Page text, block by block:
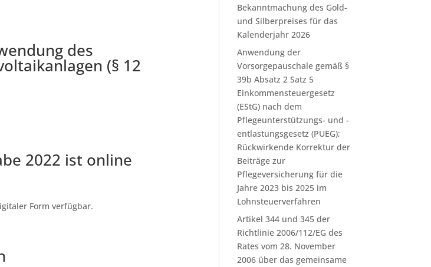
des
(§ 12
2022 ist online
Form verfügbar.
Bekanntmachung des Gold-
und Silberpreises für das
Kalenderjahr 2026
Anwendung der
Vorsorgepauschale gemäß §
39b Absatz 2 Satz 5
Einkommensteuergesetz
(EStG) nach dem
Pflegeunterstützungs- und -
entlastungsgesetz (PUEG);
Rückwirkende Korrektur der
Beiträge zur
Pflegeversicherung für die
Jahre 2023 bis 2025 im
Lohnsteuerverfahren
Artikel 344 und 345 der
Richtlinie 2006/112/EG des
Rates vom 28. November
2006 über das gemeinsame